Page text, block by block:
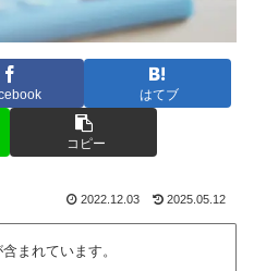
はてブ
コピー
2022.12.03 2025.05.12
まれています。